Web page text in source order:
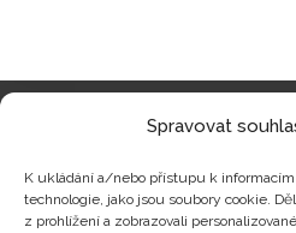
Spravovat
K ukládání a/nebo přístupu k
technologie, jako jsou soubory cookie.
z prohlížení a zobrazovali